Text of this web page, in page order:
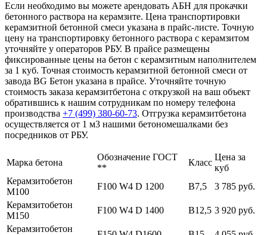
Если необходимо вы можете арендовать АБН для прокачки
бетонного раствора на керамзите. Цена транспортировки
керамзитной бетонной смеси указана в прайс-листе. Точную
цену на транспортировку бетонного раствора с керамзитом
уточняйте у операторов РБУ. В прайсе размещены
фиксированные цены на бетон с керамзитным наполнителем
за 1 куб. Точная стоимость керамзитной бетонной смеси от
завода BG Бетон указана в прайсе. Уточняйте точную
стоимость заказа керамзитбетона с открузкой на ваш объект
обратившись к нашим сотрудникам по номеру телефона
производства +7 (499) 380-60-73. Отгрузка керамзитбетона
осуществляется от 1 м3 нашими бетономешалками без
посредников от РБУ.
Марка бетона
Обозначение ГОСТ
**
Класс
Цена за
куб
Керамзитобетон
М100
F100 W4 D 1200 В7,5
3 785 руб.
Керамзитобетон
М150
F100 W4 D 1400 В12,5 3 920 руб.
Керамзитобетон